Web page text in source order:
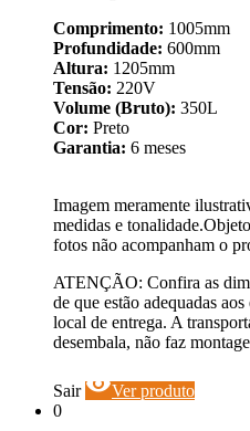
Comprimento: 1005mm
Profundidade: 600mm
Altura: 1205mm
Tensão: 220V
Volume (Bruto): 350L
Cor: Preto
Garantia: 6 meses
Imagem meramente
medidas e
fotos não acompanham o
ATENÇÃO: Confira as
de que estão adequadas
local de entrega. A
desembala, não faz
Sair visibilityVer produto
0